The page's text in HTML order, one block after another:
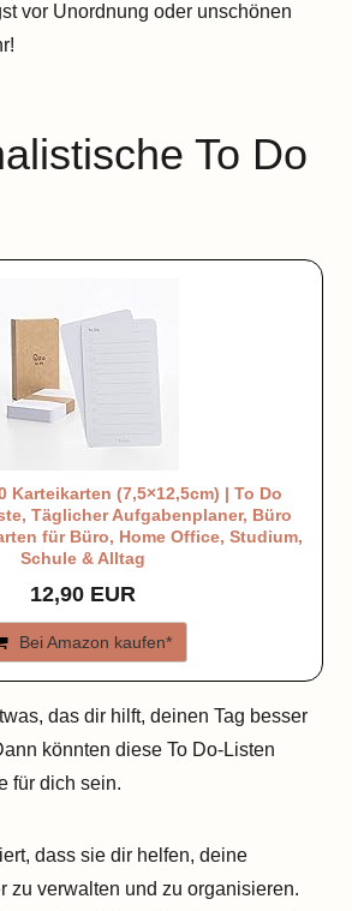
vor Unordnung oder unschönen
To Do
Karteikarten (7,5×12,5cm) | To Do
Täglicher Aufgabenplaner, Büro
für Büro, Home Office, Studium,
Schule & Alltag
12,90 EUR
Bei Amazon kaufen*
das dir hilft, deinen Tag besser
könnten diese To Do-Listen
für dich sein.
dass sie dir helfen, deine
zu verwalten und zu organisieren.